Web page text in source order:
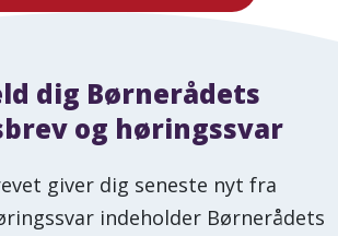
dig Børnerådets
og høringssvar
giver dig seneste nyt fra
indeholder Børnerådets